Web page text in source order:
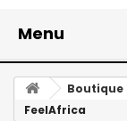
Menu
Boutique
FeelAfrica